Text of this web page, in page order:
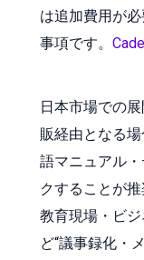
は追加費用が
事項です。
日本市場での
販経由となる
語マニュアル
クすることが推
教育現場・ビ
ど“議事録化・